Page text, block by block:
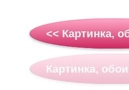
<< Картинка,
Картинка,